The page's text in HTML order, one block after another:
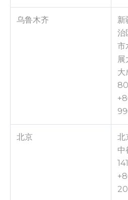
乌鲁木齐
新
治
市
展
大
北京
北
中